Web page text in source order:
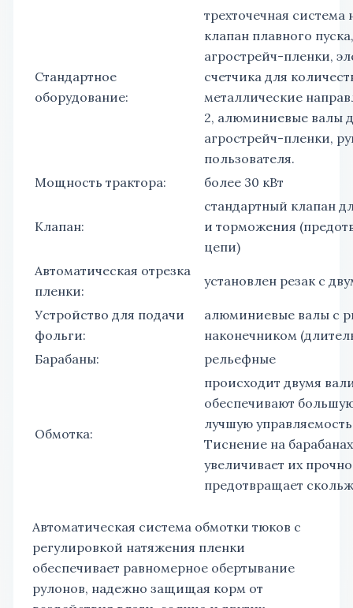
Стандартное
оборудование:
трехточечная
клапан плавного
агрострейч-пленки,
счетчика для
металлические
2, алюминиевые валы
агрострейч-пленки,
пользователя.
Мощность трактора:
более 30 кВт
Клапан:
стандартный клапан
и торможения
цепи)
Автоматическая отрезка
пленки:
установлен резак с
Устройство для подачи
фольги:
алюминиевые валы с
наконечником
Барабаны:
рельефные
Обмотка:
происходит двумя
обеспечивают
лучшую
Тиснение на
увеличивает их
предотвращает
Автоматическая система обмотки тюков с
регулировкой натяжения пленки
обеспечивает равномерное обертывание
рулонов, надежно защищая корм от